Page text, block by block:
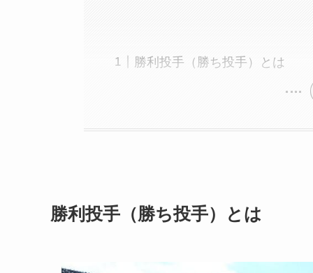
勝利投手（勝ち投手）とは
勝利投手（勝ち投手）とは